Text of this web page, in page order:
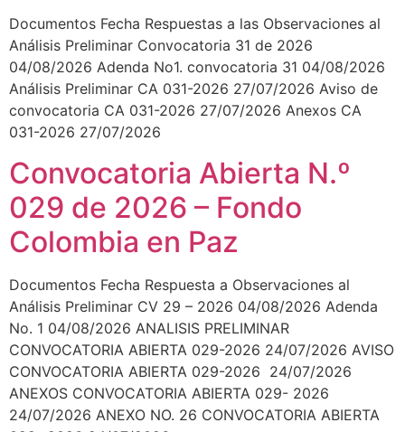
Documentos Fecha Respuestas a las Observaciones al
Análisis Preliminar Convocatoria 31 de 2026
04/08/2026 Adenda No1. convocatoria 31 04/08/2026
Análisis Preliminar CA 031-2026 27/07/2026 Aviso de
convocatoria CA 031-2026 27/07/2026 Anexos CA
031-2026 27/07/2026
Convocatoria Abierta N.º
029 de 2026 – Fondo
Colombia en Paz
Documentos Fecha Respuesta a Observaciones al
Análisis Preliminar CV 29 – 2026 04/08/2026 Adenda
No. 1 04/08/2026 ANALISIS PRELIMINAR
CONVOCATORIA ABIERTA 029-2026 24/07/2026 AVISO
CONVOCATORIA ABIERTA 029-2026 24/07/2026
ANEXOS CONVOCATORIA ABIERTA 029- 2026
24/07/2026 ANEXO NO. 26 CONVOCATORIA ABIERTA